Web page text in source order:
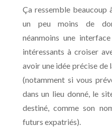
Ça ressemble
un peu moins de
néanmoins une
intéressants à croiser
avoir une idée précise de
(notamment si vous
dans un lieu donné, le
destiné, comme son
futurs expatriés).